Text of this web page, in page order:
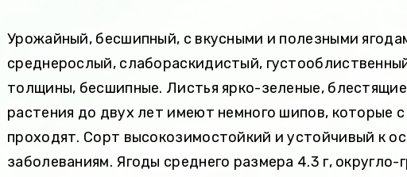
Урожайный, бесшипный, с вкусными и полезными
среднерослый, слабораскидистый,
толщины, бесшипные. Листья ярко-зеленые,
растения до двух лет имеют немного шипов, которые
проходят. Сорт высокозимостойкий и устойчивый к
заболеваниям. Ягоды среднего размера 4.3 г,